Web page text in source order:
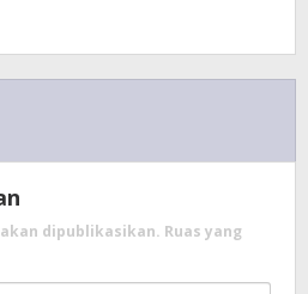
dipublikasikan. Ruas yang